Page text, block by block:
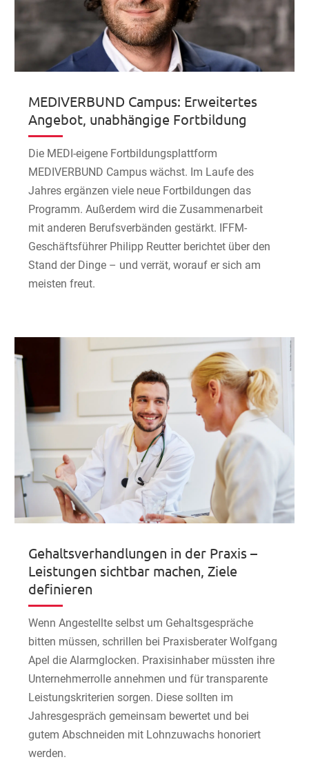
MEDIVERBUND Campus: Erweitertes
Angebot, unabhängige Fortbildung
Die MEDI-eigene Fortbildungsplattform
MEDIVERBUND Campus wächst. Im Laufe des
Jahres ergänzen viele neue Fortbildungen das
Programm. Außerdem wird die Zusammenarbeit
mit anderen Berufsverbänden gestärkt. IFFM-
Geschäftsführer Philipp Reutter berichtet über den
Stand der Dinge – und verrät, worauf er sich am
meisten freut.
Gehaltsverhandlungen in der Praxis –
Leistungen sichtbar machen, Ziele
definieren
Wenn Angestellte selbst um Gehaltsgespräche
bitten müssen, schrillen bei Praxisberater Wolfgang
Apel die Alarmglocken. Praxisinhaber müssten ihre
Unternehmerrolle annehmen und für transparente
Leistungskriterien sorgen. Diese sollten im
Jahresgespräch gemeinsam bewertet und bei
gutem Abschneiden mit Lohnzuwachs honoriert
werden.